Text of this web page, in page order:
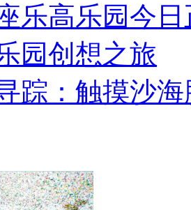
乐高乐园今
园创想之旅
踪：触摸沙